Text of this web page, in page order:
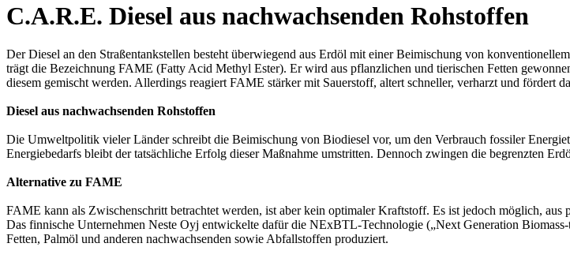
C.A.R.E. Diesel aus nachwachsenden Rohstoffen
Der Diesel an den Straßentankstellen besteht überwiegend aus Erdöl mit einer Beimischung von
trägt die Bezeichnung FAME (Fatty Acid Methyl Ester). Er wird aus pflanzlichen und tierischen Fetten
diesem gemischt werden. Allerdings reagiert FAME stärker mit Sauerstoff, altert schneller, verharzt und fördert
Diesel aus nachwachsenden Rohstoffen
Die Umweltpolitik vieler Länder schreibt die Beimischung von Biodiesel vor, um den Verbrauch fossiler
Energiebedarfs bleibt der tatsächliche Erfolg dieser Maßnahme umstritten. Dennoch zwingen die begrenzten
Alternative zu FAME
FAME kann als Zwischenschritt betrachtet werden, ist aber kein optimaler Kraftstoff. Es ist jedoch möglich,
Das finnische Unternehmen Neste Oyj entwickelte dafür die NExBTL-Technologie („Next Generation
Fetten, Palmöl und anderen nachwachsenden sowie Abfallstoffen produziert.